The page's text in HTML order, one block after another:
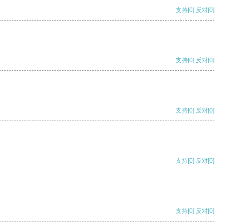
支持[0] 反对[0]
支持[0] 反对[0]
支持[0] 反对[0]
支持[0] 反对[0]
支持[0] 反对[0]